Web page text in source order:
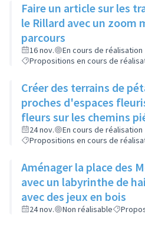
Faire un article sur les
le Rillard avec un zoom
parcours
16 nov.
En cours de réalisation
Propositions en cours de
Créer des terrains de
proches d'espaces
fleurs sur les chemins
immeubles
24 nov.
En cours de réalisation
Propositions en cours de
Aménager la place des
avec un labyrinthe de
avec des jeux en bois
24 nov. Non réalisable